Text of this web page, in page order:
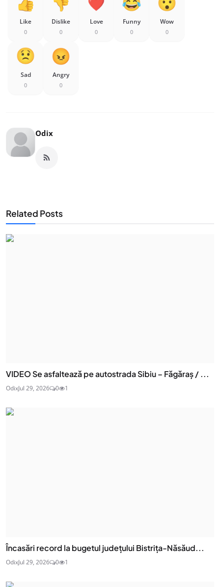
Like
0
Dislike
0
Love
0
Funny
0
Wow
0
Sad
0
Angry
0
Odix
Related Posts
VIDEO Se asfaltează pe autostrada Sibiu – Făgăraș / ...
OdixJul 29, 2026 0 1
Încasări record la bugetul județului Bistrița-Năsăud...
OdixJul 29, 2026 0 1